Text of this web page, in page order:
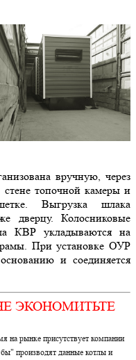
вручную, через
стене топочной камеры и
Выгрузка шлака
дверцу. Колосниковые
КВР укладываются на
При установке ОУР
и соединяется
ЭКОНОМИТЬТЕ
на рынке присутствует компании
производят данные котлы и